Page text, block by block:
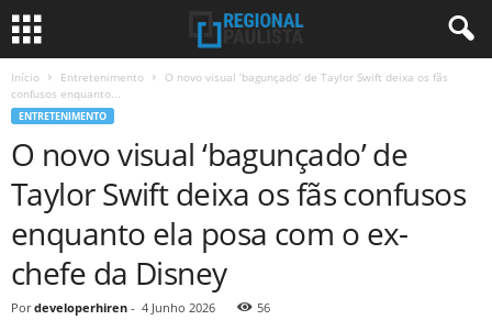
Início Entretenimento
O novo visual ‘bagunçado’ de Taylor Swift deixa os fãs
confusos enquanto...
ENTRETENIMENTO
O novo visual ‘bagunçado’ de
Taylor Swift deixa os fãs confusos
enquanto ela posa com o ex-
chefe da Disney
Por developerhiren - 4 Junho 2026 56